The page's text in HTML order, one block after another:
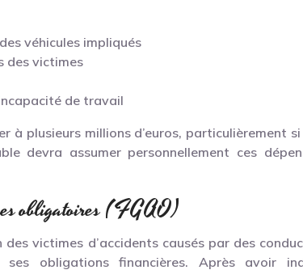
véhicules impliqués
des victimes
de travail
à plusieurs millions d’euros, particulièrement
devra assumer personnellement ces
obligatoires (FGAO)
victimes d’accidents causés par des
ses obligations financières. Après avoir